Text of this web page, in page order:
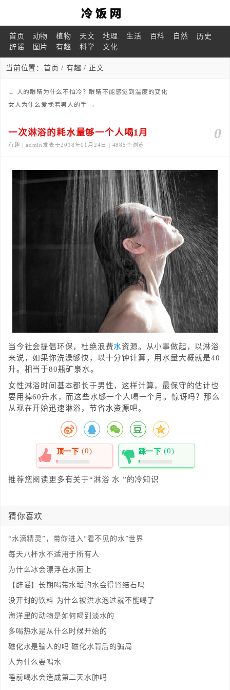
首页 动物 植物 天文 地理 生活 百科 自然
历史
辟谣
图片 有趣 科学 文化
当前位置： 首页 /有趣 / 正文
← 人的眼睛为什么不怕冷？眼睛不能感觉到温度的变化
女人为什么爱挽着男人的手 →
0
一次淋浴的耗水量够一个人喝1月
有趣 | admin发表于2018年01月24日 | 4885个浏览
当今社会提倡环保，杜绝浪费水资源。从小事做起，以淋浴
来说，如果你洗澡够快，以十分钟计算，用水量大概就是40
升。相当于80瓶矿泉水。
女性淋浴时间基本都长于男性，这样计算，最保守的估计也
要用掉60升水，而这些水够一个人喝一个月。惊讶吗？那么
从现在开始迅速淋浴，节省水资源吧。
顶一下 (0)
0%
踩一下 (0)
0%
推荐您阅读更多有关于“淋浴 水 ”的冷知识
猜你喜欢
“水滴精灵”，带你进入“看不见的水”世界
每天八杯水不适用于所有人
为什么冰会漂浮在水面上
【辟谣】长期喝带水垢的水会得肾结石吗
没开封的饮料 为什么被洪水泡过就不能喝了
海洋里的动物是如何喝到淡水的
多喝热水是从什么时候开始的
磁化水是骗人的吗 磁化水背后的骗局
人为什么要喝水
睡前喝水会造成第二天水肿吗